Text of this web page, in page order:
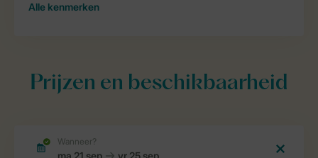
Alle kenmerken
Prijzen en beschikbaarheid